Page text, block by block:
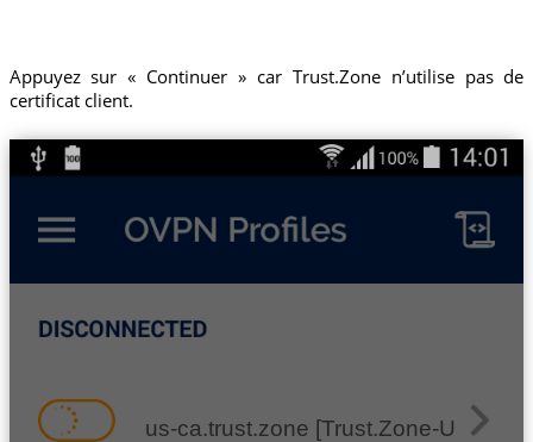
Appuyez sur « Continuer » car Trust.Zone n’utilise pas de
certificat client.
us-ca.trust.zone [Trust.Zone-United-